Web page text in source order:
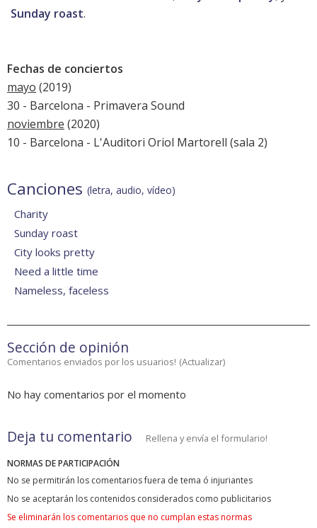
Sunday roast.
Fechas de conciertos
mayo (2019)
30 - Barcelona - Primavera Sound
noviembre (2020)
10 - Barcelona - L'Auditori Oriol Martorell (sala 2)
Canciones (letra, audio, vídeo)
Charity
Sunday roast
City looks pretty
Need a little time
Nameless, faceless
Sección de opinión
Comentarios enviados por los usuarios! (Actualizar)
No hay comentarios por el momento
Deja tu comentario Rellena y envía el formulario!
NORMAS DE PARTICIPACIÓN
No se permitirán los comentarios fuera de tema ó injuriantes
No se aceptarán los contenidos considerados como publicitarios
Se eliminarán los comentarios que no cumplan estas normas